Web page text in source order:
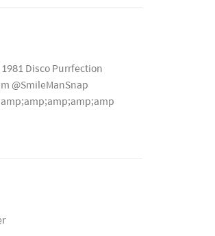
1981 Disco Purrfection
@SmileManSnap